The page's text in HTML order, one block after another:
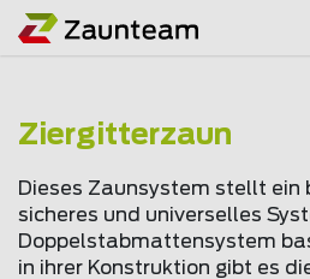
Ziergitterzaun
Dieses Zaunsystem stellt ein
sicheres und universelles
Doppelstabmattensystem
in ihrer Konstruktion gibt es